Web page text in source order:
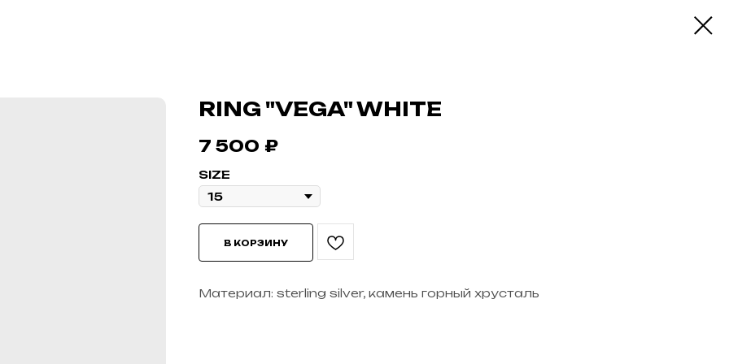
RING "VEGA" WHITE
7 500 ₽
SIZE
В КОРЗИНУ
Материал: sterling silver, камень горный хрусталь